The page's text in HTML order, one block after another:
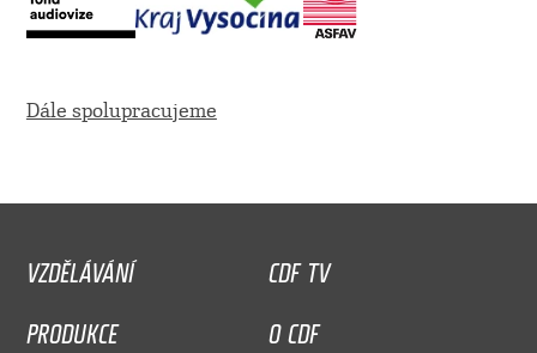
Dále spolupracujeme
VZDĚLÁVÁNÍ
CDF TV
PRODUKCE
O CDF